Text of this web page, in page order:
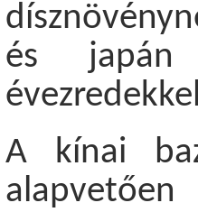
és japán
A kínai